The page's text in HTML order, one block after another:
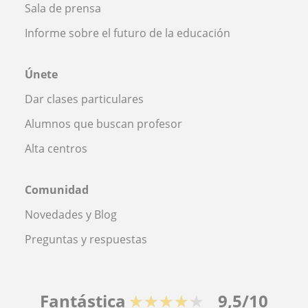
Sala de prensa
Informe sobre el futuro de la educación
Únete
Dar clases particulares
Alumnos que buscan profesor
Alta centros
Comunidad
Novedades y Blog
Preguntas y respuestas
Fantástica ★★★★★ 9,5/10